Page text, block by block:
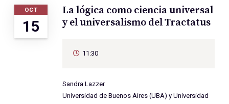
OCT
15
La lógica como ciencia universal
y el universalismo del Tractatus
11:30
Sandra Lazzer
Universidad de Buenos Aires (UBA) y Universidad